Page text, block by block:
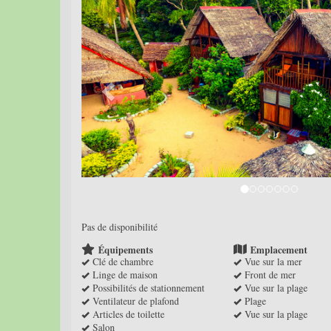
Pas de disponibilité
Équipements
Clé de chambre
Linge de maison
Possibilités de stationnement
Ventilateur de plafond
Articles de toilette
Salon
Emplacement
Vue sur la mer
Front de mer
Vue sur la plage
Plage
Vue sur la plage